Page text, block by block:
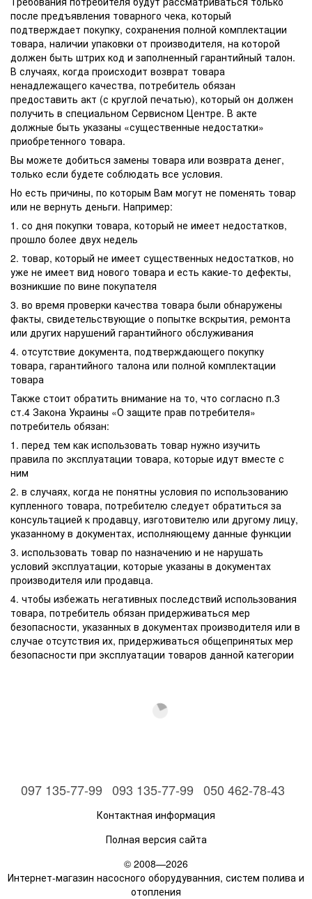
после предъявления товарного чека, который
подтверждает покупку, сохранения полной комплектации
товара, наличии упаковки от производителя, на которой
должен быть штрих код и заполненный гарантийный талон.
В случаях, когда происходит возврат товара
ненадлежащего качества, потребитель обязан
предоставить акт (с круглой печатью), который он должен
получить в специальном Сервисном Центре. В акте
должные быть указаны «существенные недостатки»
приобретенного товара.
Вы можете добиться замены товара или возврата денег,
только если будете соблюдать все условия.
Но есть причины, по которым Вам могут не поменять товар
или не вернуть деньги. Например:
1. со дня покупки товара, который не имеет недостатков,
прошло более двух недель
2. товар, который не имеет существенных недостатков, но
уже не имеет вид нового товара и есть какие-то дефекты,
возникшие по вине покупателя
3. во время проверки качества товара были обнаружены
факты, свидетельствующие о попытке вскрытия, ремонта
или других нарушений гарантийного обслуживания
4. отсутствие документа, подтверждающего покупку
товара, гарантийного талона или полной комплектации
товара
Также стоит обратить внимание на то, что согласно п.3
ст.4 Закона Украины «О защите прав потребителя»
потребитель обязан:
1. перед тем как использовать товар нужно изучить
правила по эксплуатации товара, которые идут вместе с
ним
2. в случаях, когда не понятны условия по использованию
купленного товара, потребителю следует обратиться за
консультацией к продавцу, изготовителю или другому лицу,
указанному в документах, исполняющему данные функции
3. использовать товар по назначению и не нарушать
условий эксплуатации, которые указаны в документах
производителя или продавца.
4. чтобы избежать негативных последствий использования
товара, потребитель обязан придерживаться мер
безопасности, указанных в документах производителя или в
случае отсутствия их, придерживаться общепринятых мер
безопасности при эксплуатации товаров данной категории
097 135-77-99 093 135-77-99 050 462-78-43
Контактная информация
Полная версия сайта
© 2008—2026
Интернет-магазин насосного оборудуванния, систем полива и
отопления